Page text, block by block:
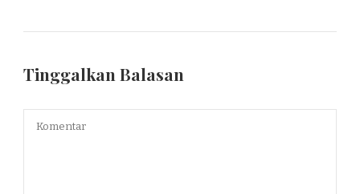
Tinggalkan Balasan